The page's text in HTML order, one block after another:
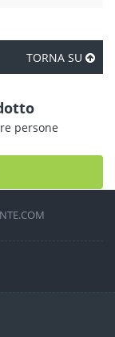
TORNA SU
persone